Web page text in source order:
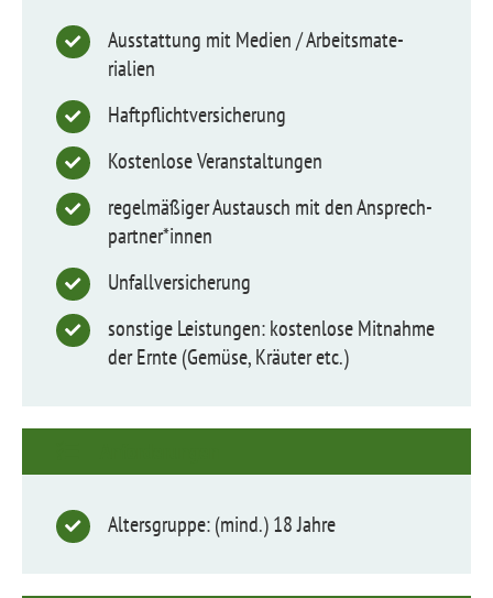
Ausstattung mit Medien / Arbeits­ma­te­
rialien
Haftpflicht­ver­si­cherung
Kostenlose Veranstal­tungen
regelmäßiger Austausch mit den Ansprech­
partner*innen
Unfall­ver­si­cherung
sonstige Leistungen: kostenlose Mitnahme
der Ernte (Gemüse, Kräuter etc.)
Alters­gruppe: (mind.) 18 Jahre